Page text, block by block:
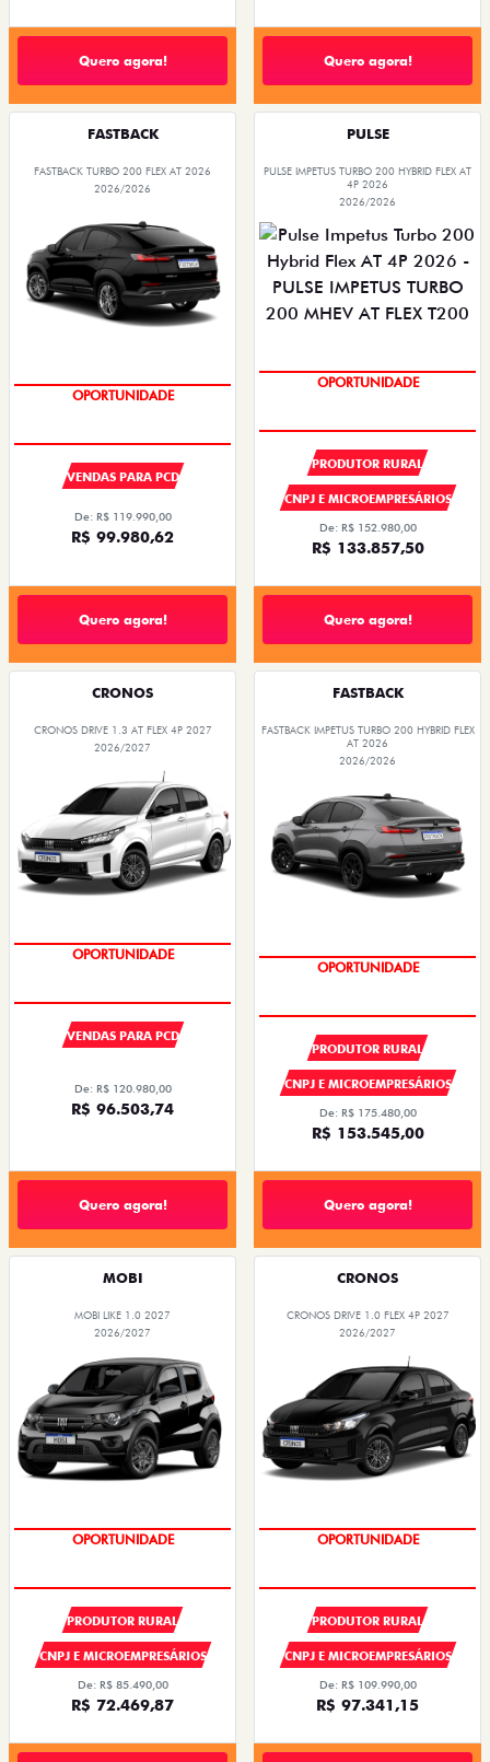
Quero agora! Quero agora!
FASTBACK
FASTBACK TURBO 200 FLEX AT 2026
2026/2026
SUPER DESCONTO
VENDAS PARA PCD
De: R$ 119.990,00
R$ 99.980,62
Quero agora!
PULSE
PULSE IMPETUS TURBO 200 HYBRID FLEX AT
4P 2026
2026/2026
SUPER DESCONTO
PRODUTOR RURAL
CNPJ E MICROEMPRESÁRIOS
De: R$ 152.980,00
R$ 133.857,50
Quero agora!
CRONOS
CRONOS DRIVE 1.3 AT FLEX 4P 2027
2026/2027
SUPER DESCONTO
VENDAS PARA PCD
De: R$ 120.980,00
R$ 96.503,74
Quero agora!
FASTBACK
FASTBACK IMPETUS TURBO 200 HYBRID FLEX
AT 2026
2026/2026
SUPER DESCONTO
PRODUTOR RURAL
CNPJ E MICROEMPRESÁRIOS
De: R$ 175.480,00
R$ 153.545,00
Quero agora!
MOBI
MOBI LIKE 1.0 2027
2026/2027
SUPER DESCONTO
PRODUTOR RURAL
CNPJ E MICROEMPRESÁRIOS
De: R$ 85.490,00
R$ 72.469,87
CRONOS
CRONOS DRIVE 1.0 FLEX 4P 2027
2026/2027
SUPER DESCONTO
PRODUTOR RURAL
CNPJ E MICROEMPRESÁRIOS
De: R$ 109.990,00
R$ 97.341,15